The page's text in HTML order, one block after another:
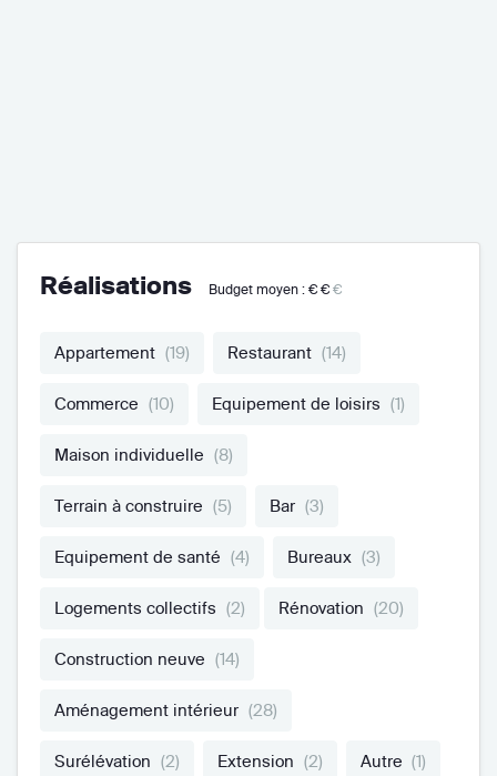
Réalisations Budget moyen : €€€
Appartement (19) Restaurant (14)
Commerce (10) Equipement de loisirs (1)
Maison individuelle (8)
Terrain à construire (5) Bar (3)
Equipement de santé (4) Bureaux (3)
Logements collectifs (2) Rénovation (20)
Construction neuve (14)
Aménagement intérieur (28)
Surélévation (2) Extension (2) Autre (1)